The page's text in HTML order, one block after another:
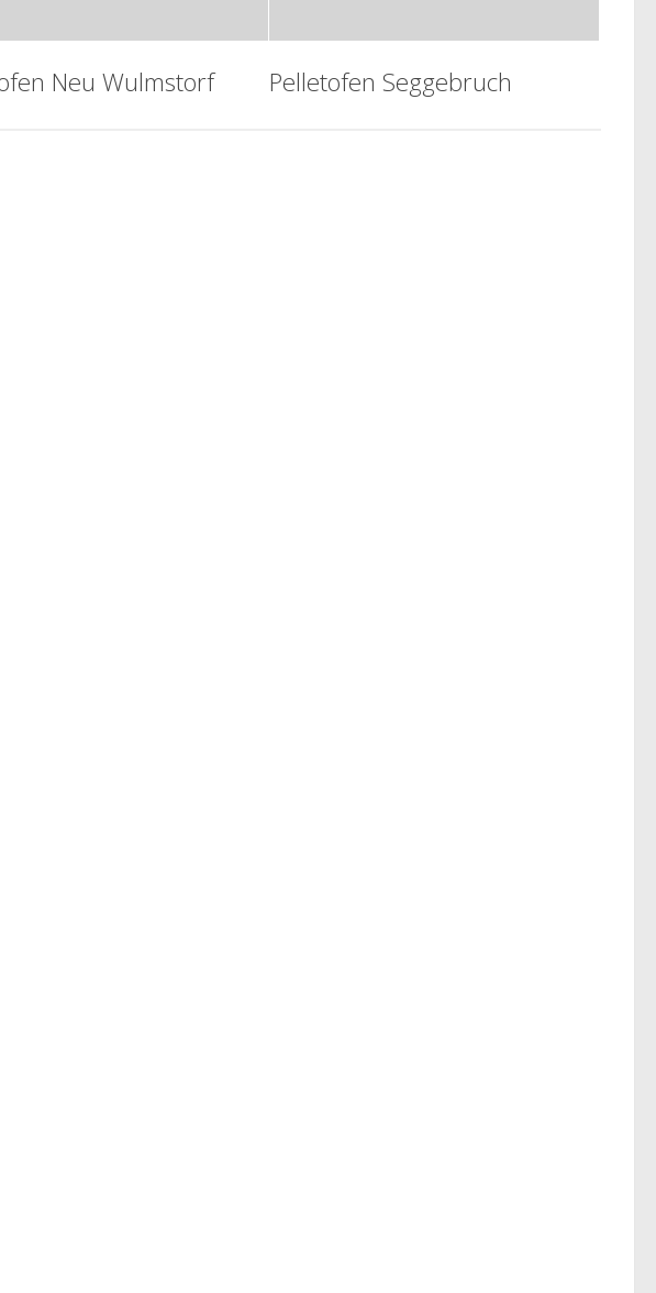
Neu Wulmstorf Pelletofen Seggebruch